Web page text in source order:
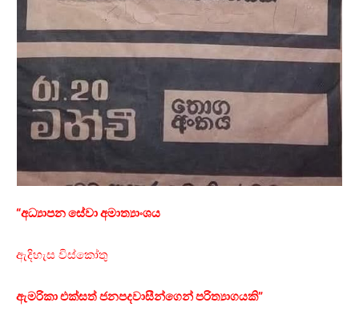
“අධ්‍යාපන සේවා අමාත්‍යාංශය
ඇදිහැස විස්කෝතු
ඇමරිකා එක්සත් ජනපදවාසීන්ගෙන් පරිත්‍යාගයකි”